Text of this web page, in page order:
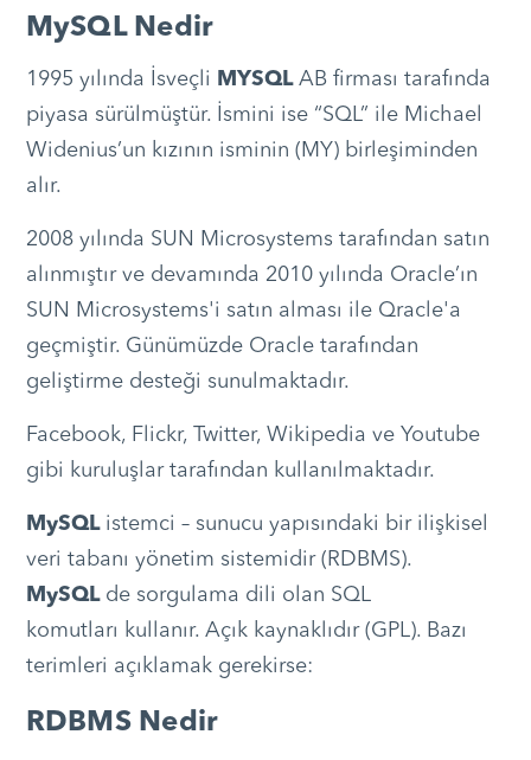
Müşteri Hizmetleri
Teknoloji
MySQL Nedir
1995 yılında İsveçli MYSQLAB firması tarafında
piyasa sürülmüştür. İsmini ise “SQL” ile Michael
Widenius’un kızının isminin (MY) birleşiminden
alır.
2008 yılında SUN Microsystems tarafından satın
alınmıştır ve devamında 2010 yılında Oracle’ın
SUN Microsystems'i satın alması ile Qracle'a
geçmiştir. Günümüzde Oracle tarafından
geliştirme desteği sunulmaktadır.
Facebook, Flickr, Twitter, Wikipedia ve Youtube
gibi kuruluşlar tarafından kullanılmaktadır.
MySQListemci – sunucu yapısındaki bir ilişkisel
veri tabanı yönetim sistemidir (RDBMS).
MySQLde sorgulama dili olan SQL
komutları kullanır. Açık kaynaklıdır (GPL). Bazı
terimleri açıklamak gerekirse:
RDBMS Nedir